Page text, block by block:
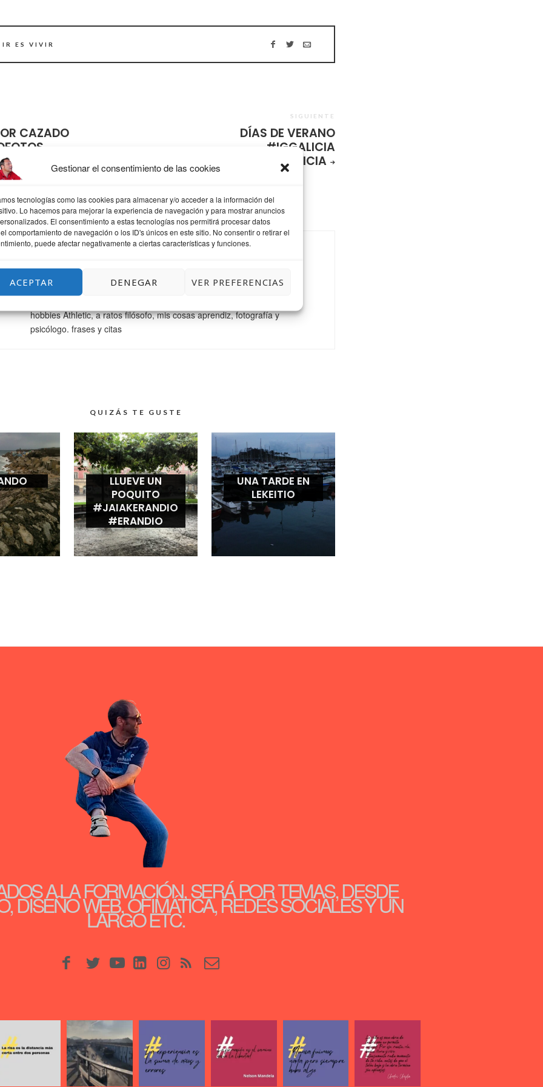
Gestionar el consentimiento de las cookies
tecnologías como las cookies para almacenar y/o acceder a la información del
Lo hacemos para mejorar la experiencia de navegación y para mostrar anuncios
El consentimiento a estas tecnologías nos permitirá procesar datos
comportamiento de navegación o los ID's únicos en este sitio. No consentir o retirar el
puede afectar negativamente a ciertas características y funciones.
ACEPTAR DENEGAR VER PREFERENCIAS
ES VIVIR
CAZADO
SIGUIENTE
DÍAS DE VERANO
#IGGALICIA
#IGERSGALICIA
Todoterreno que sabe un poco de todo y mucho de nada, mis niñas,
Diseño web donde trabajo, formación, diseño gráfico y web, mi
hobbies Athletic, a ratos filósofo, mis cosas aprendiz, fotografía y
psicólogo. frases y citas
QUIZÁS TE GUSTE
LLUEVE UN
POQUITO
#JAIAKERANDIO
#ERANDIO
UNA TARDE EN
LEKEITIO
A LA FORMACIÓN, SERÁ POR TEMAS, DESDE
DISEÑO WEB, OFIMÁTICA, REDES SOCIALES Y UN
LARGO ETC.